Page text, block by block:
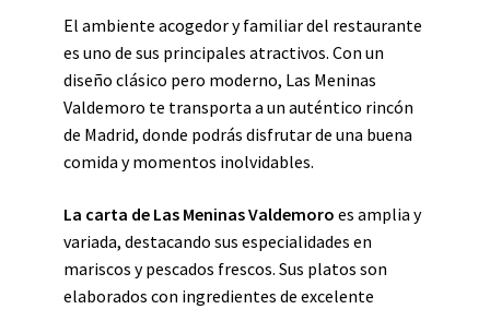
El ambiente acogedor y familiar del restaurante
es uno de sus principales atractivos. Con un
diseño clásico pero moderno, Las Meninas
Valdemoro te transporta a un auténtico rincón
de Madrid, donde podrás disfrutar de una buena
comida y momentos inolvidables.
La carta de Las Meninas Valdemoro es amplia y
variada, destacando sus especialidades en
mariscos y pescados frescos. Sus platos son
elaborados con ingredientes de excelente